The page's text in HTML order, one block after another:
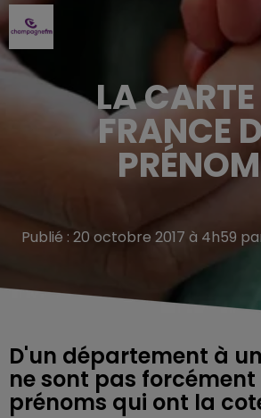
LA CARTE
FRANCE
Publié : 20 octobre 2017 à 4h59
D'un département à
ne sont pas forcément
prénoms qui ont la